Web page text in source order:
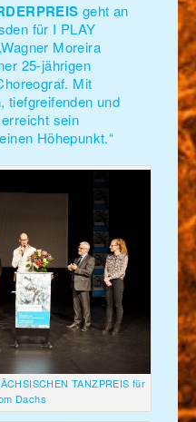
geht an
für I PLAY
Moreira
25-jährigen
Mit
tiefgreifenden und
sein
Höhepunkt.“
TANZPREIS für
Dachs